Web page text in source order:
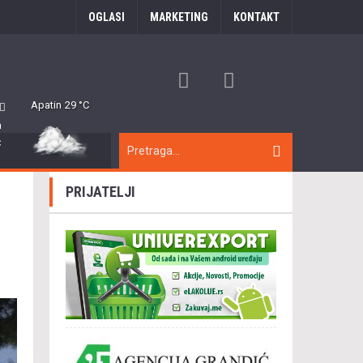
OGLASI MARKETING KONTAKT
Apatin 29 °C
PRIJATELJI